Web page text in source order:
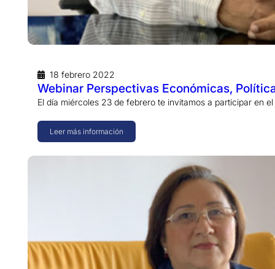
18 febrero 2022
Webinar Perspectivas Económicas,
El día miércoles 23 de febrero te invitamos a participar en
Leer más información